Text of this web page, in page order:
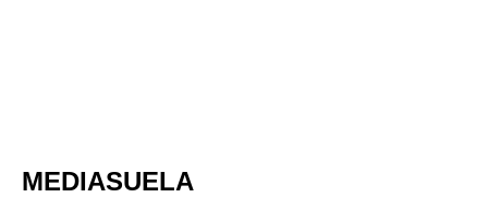
MEDIASUELA